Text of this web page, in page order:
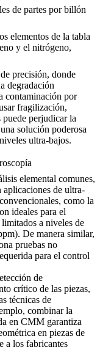
de partes por billón
elementos de la tabla
y el nitrógeno,
precisión, donde
degradación
contaminación por
fragilización,
perjudicar la
solución poderosa
ultra-bajos.
elemental comunes,
de ultra-
convencionales, como la
ideales para el
a niveles de
De manera similar,
pruebas no
para el control
de
crítico de las piezas,
técnicas de
combinar la
en CMM garantiza
en piezas de
a los fabricantes